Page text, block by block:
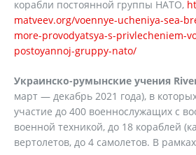
корабли постоянной группы НАТО,
matveev.org/voennye-ucheniya-sea-
more-provodyatsya-s-privlecheniem-
postoyannoj-gruppy-nato/
Украинско-румынские учения
март — декабрь 2021 года), в
участие до 400 военнослужащих с
военной техникой, до 18 кораблей
вертолетов, до 4 самолетов. В